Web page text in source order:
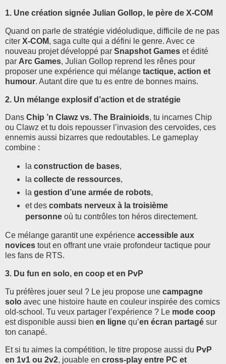
1. Une création signée Julian Gollop, le père de X-COM
Quand on parle de stratégie vidéoludique, difficile de ne pas
citer X-COM, saga culte qui a défini le genre. Avec ce
nouveau projet développé par Snapshot Games et édité
par Arc Games, Julian Gollop reprend les rênes pour
proposer une expérience qui mélange tactique, action et
humour. Autant dire que tu es entre de bonnes mains.
2. Un mélange explosif d’action et de stratégie
Dans Chip ’n Clawz vs. The Brainioids, tu incarnes Chip
ou Clawz et tu dois repousser l’invasion des cervoïdes, ces
ennemis aussi bizarres que redoutables. Le gameplay
combine :
la construction de bases,
la collecte de ressources,
la gestion d’une armée de robots,
et des combats nerveux à la troisième
personneoù tu contrôles ton héros directement.
Ce mélange garantit une expérience accessible aux
novices tout en offrant une vraie profondeur tactique pour
les fans de RTS.
3. Du fun en solo, en coop et en PvP
Tu préfères jouer seul ? Le jeu propose une campagne
solo avec une histoire haute en couleur inspirée des comics
old-school. Tu veux partager l’expérience ? Le mode coop
est disponible aussi bien en ligne qu’en écran partagé sur
ton canapé.
Et si tu aimes la compétition, le titre propose aussi du PvP
en 1v1 ou 2v2, jouable en cross-play entre PC et